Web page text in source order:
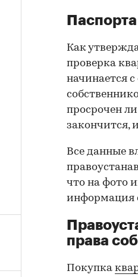
Как
проверка
начинается
просрочен
закончится,
Все данные
что на фото
информация
права
Покупка